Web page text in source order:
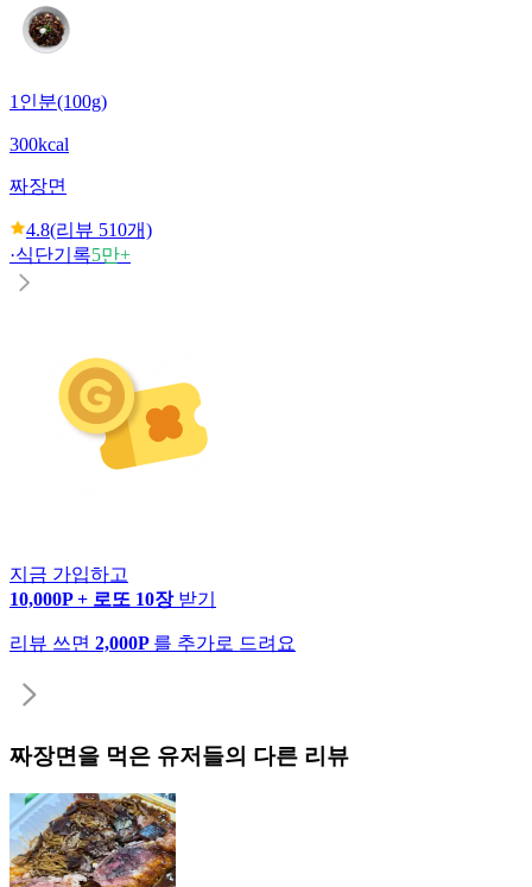
1인분(100g)
300kcal
짜장면
4.8(리뷰 510개)
·식단기록5만+
지금 가입하고
10,000P + 로또 10장 받기
리뷰 쓰면 2,000P 를 추가로 드려요
짜장면 을 먹은 유저들의 다른 리뷰